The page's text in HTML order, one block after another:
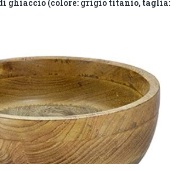
ghiaccio (colore: grigio titanio, taglia: